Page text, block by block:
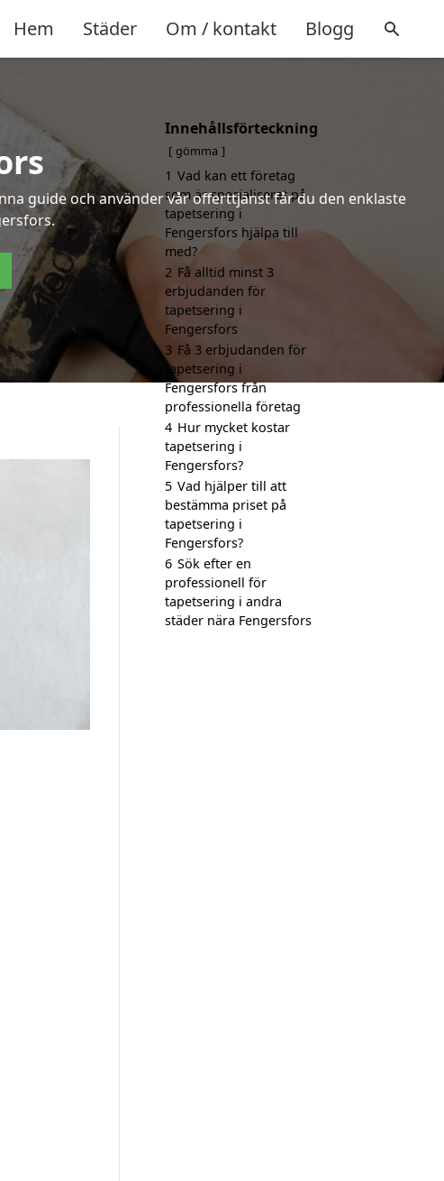
Hem Städer Om / kontakt Blogg
guide och använder vår offerttjänst får du den enklaste
Innehållsförteckning
gömma
1 Vad kan ett företag
som är specialiserat på
tapetsering i
Fengersfors hjälpa till
med?
2 Få alltid minst 3
erbjudanden för
tapetsering i
Fengersfors
3 Få 3 erbjudanden för
tapetsering i
Fengersfors från
professionella företag
4 Hur mycket kostar
tapetsering i
Fengersfors?
5 Vad hjälper till att
bestämma priset på
tapetsering i
Fengersfors?
6 Sök efter en
professionell för
tapetsering i andra
städer nära Fengersfors